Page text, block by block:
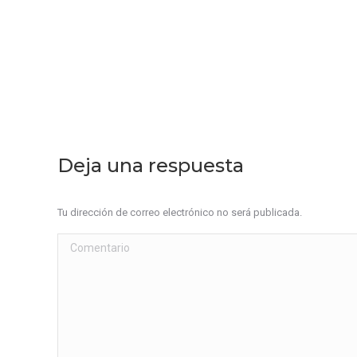
Deja una respuesta
Tu dirección de correo electrónico no será publicada.
Comentario